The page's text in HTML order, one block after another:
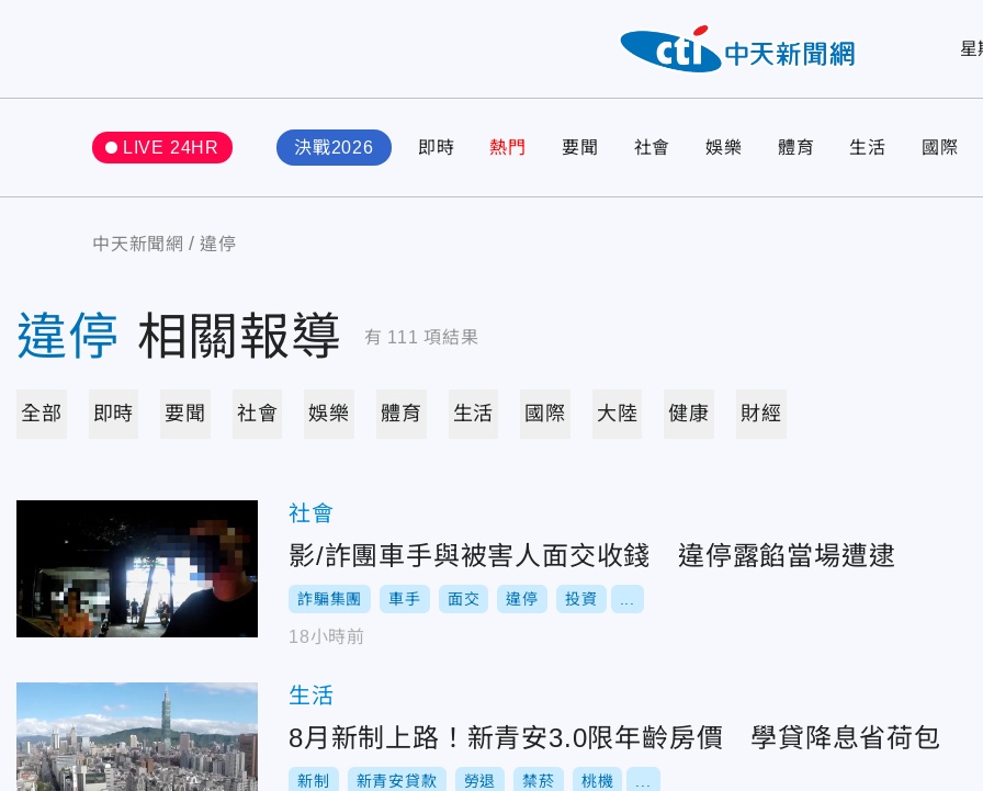
星
LIVE 24HR 決戰2026 即時 熱門 要聞 社會 娛樂 體育 生活 國際
中天新聞網 違停
違停 相關報導 有 111 項結果
全部 即時 要聞 社會 娛樂 體育 生活 國際 大陸 健康 財經
社會
影/詐團車手與被害人面交收錢 違停露餡當場遭逮
詐騙集團 車手 面交 違停 投資
18小時前
生活
8月新制上路！新青安3.0限年齡房價 學貸降息省荷包
新制 新青安貸款 勞退 禁菸 桃機